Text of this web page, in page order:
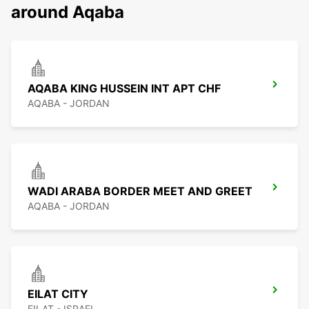
around Aqaba
AQABA KING HUSSEIN INT APT CHF
AQABA - JORDAN
WADI ARABA BORDER MEET AND GREET
AQABA - JORDAN
EILAT CITY